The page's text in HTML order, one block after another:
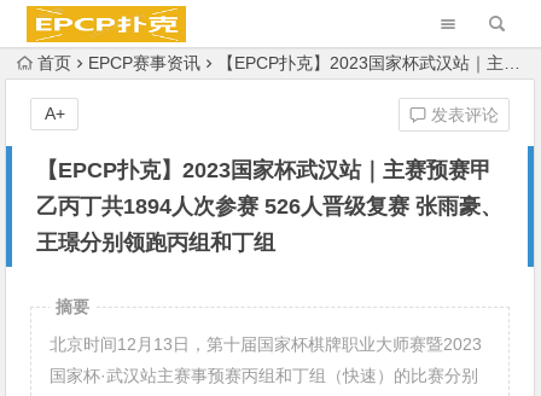
首页 EPCP赛事资讯 【EPCP扑克】2023国家杯武汉站｜主赛预赛甲乙丙丁共1894人次参赛 526人晋级复赛 张雨豪、王璟分别领跑丙组和丁组
【EPCP扑克】2023国家杯武汉站｜主赛预赛甲
乙丙丁共1894人次参赛 526人晋级复赛 张雨豪、
王璟分别领跑丙组和丁组
发表评论
A+
摘要
北京时间12月13日，第十届国家杯棋牌职业大师赛暨2023
国家杯·武汉站主赛事预赛丙组和丁组（快速）的比赛分别